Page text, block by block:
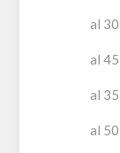
al
al
al
al